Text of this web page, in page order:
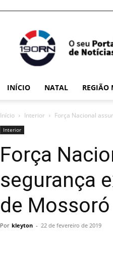
INÍCIO NATAL REGIÃO
Início Interior Força Nacional
Interior
Força
segurança
de Mossoró
Por kleyton - 22 de fevereiro de 2019